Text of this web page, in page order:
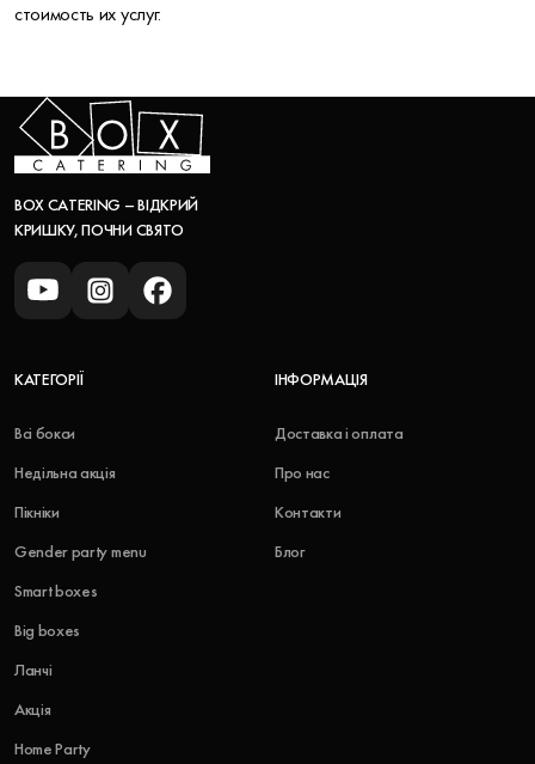
стоимость их услуг.
BOX CATERING – ВІДКРИЙ
КРИШКУ, ПОЧНИ СВЯТО
КАТЕГОРІЇ
Всі бокси
Недільна акція
Пікніки
Gender party menu
Smart boxes
Big boxes
Ланчі
Акція
Home Party
ІНФОРМАЦІЯ
Доставка і оплата
Про нас
Контакти
Блог